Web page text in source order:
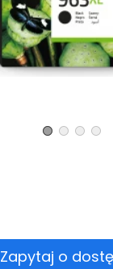
Zapytaj o